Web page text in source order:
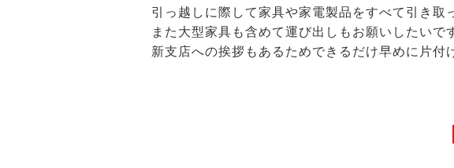
引っ越しに際して家具や家電製品をすべて引き取
また大型家具も含めて運び出しもお願いしたいで
新支店への挨拶もあるためできるだけ早めに片付